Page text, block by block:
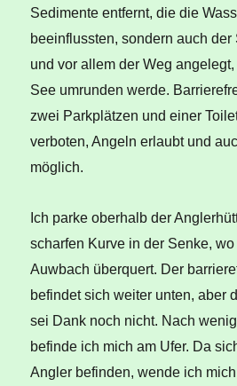
Sedimente entfernt, die die
beeinflussten, sondern auch
und vor allem der Weg
See umrunden werde.
zwei Parkplätzen und einer
verboten, Angeln erlaubt und
möglich.
Ich parke oberhalb der
scharfen Kurve in der Senke,
Auwbach überquert. Der
befindet sich weiter unten, aber
sei Dank noch nicht. Nach
befinde ich mich am Ufer. Da
Angler befinden, wende ich